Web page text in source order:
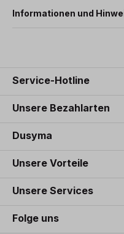
Informationen und
Service-Hotline
Unsere Bezahlarten
Dusyma
Unsere Vorteile
Unsere Services
Folge uns